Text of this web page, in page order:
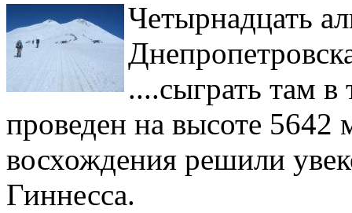
Четырнадцать
....сыграть там
проведен на высоте 5642
восхождения решили
Гиннесса.